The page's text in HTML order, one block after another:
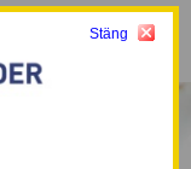
Mina sidor → Meny
Stäng